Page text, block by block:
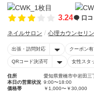
3.24 口コ
ネイルサロン 心理カウンセリ
出張・訪問対応 クーポン有
QRコード決済可 女性スタ
住所
愛知県豊橋市中岩田三
本日の営業状況 9:00〜18:00
価格帯
￥1,000〜￥30,000